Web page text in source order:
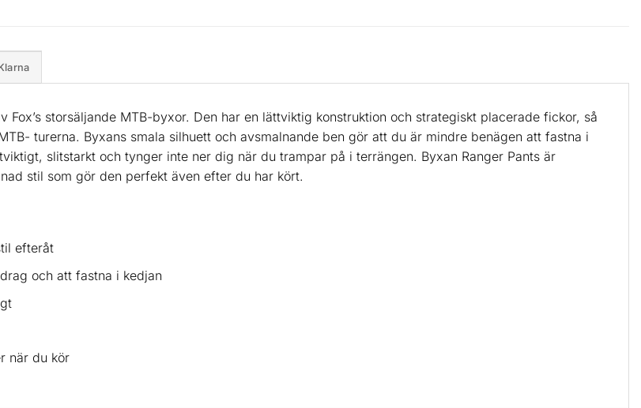
storsäljande MTB-byxor. Den har en lättviktig konstruktion och strategiskt placerade fickor, så
turerna. Byxans smala silhuett och avsmalnande ben gör att du är mindre benägen att fastna i
slitstarkt och tynger inte ner dig när du trampar på i terrängen. Byxan Ranger Pants är
stil som gör den perfekt även efter du har kört.
efteråt
och att fastna i kedjan
när du kör